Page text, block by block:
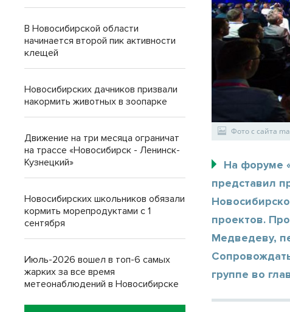
Фото с сайта
На форуме
представил
проектов.
Медведеву,
группе во
В Новосибирской области
начинается второй пик активности
клещей
Новосибирских дачников призвали
накормить животных в зоопарке
Движение на три месяца ограничат
на трассе «Новосибирск - Ленинск-
Кузнецкий»
Новосибирских школьников обязали
кормить морепродуктами с 1
сентября
Июль-2026 вошел в топ-6 самых
жарких за все время
метеонаблюдений в Новосибирске